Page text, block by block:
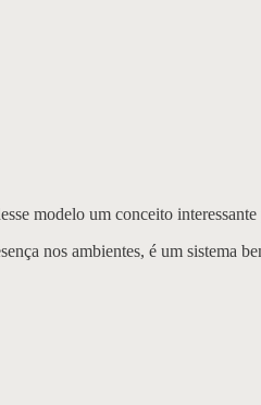
modelo um conceito
nos ambientes, é um sistema